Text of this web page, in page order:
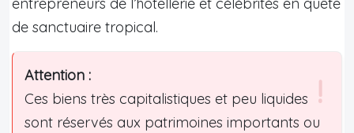
de sanctuaire tropical.
Attention :
Ces biens très capitalistiques et peu liquides
sont réservés aux patrimoines importants ou